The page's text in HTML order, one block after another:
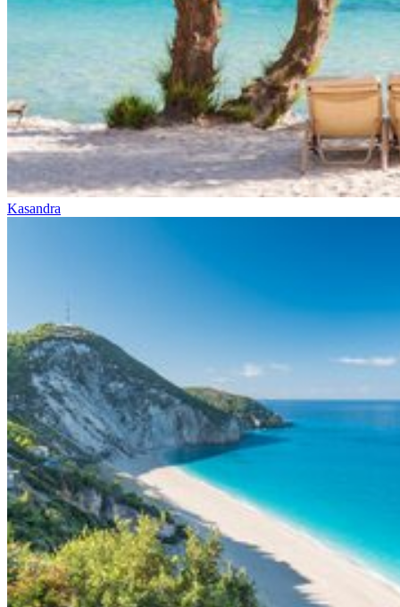
Kasandra